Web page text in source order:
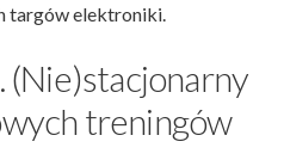
targów elektroniki.
(Nie)stacjonarny
treningów